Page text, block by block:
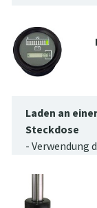
Laden an
Steckdose
- Verwendung